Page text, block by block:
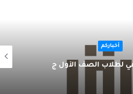
أخباركم
لطلاب الصف الأول ج